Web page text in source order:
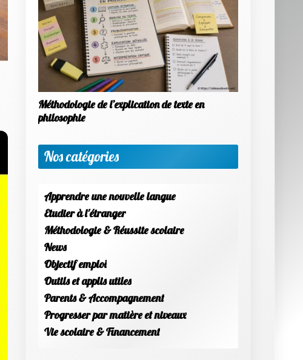
Méthodologie de l’explication de texte en
philosophie
Nos catégories
Apprendre une nouvelle langue
Etudier à l'étranger
Méthodologie & Réussite scolaire
News
Objectif emploi
Outils et applis utiles
Parents & Accompagnement
Progresser par matière et niveaux
Vie scolaire & Financement